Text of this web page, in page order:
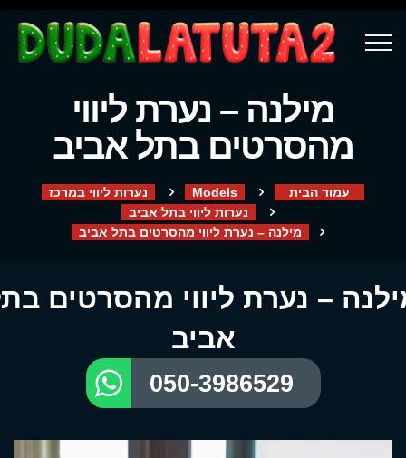
מילנה – נערת ליווי
מהסרטים בתל אביב
עמוד הבית Models
נערות ליווי במרכז
נערות ליווי בתל אביב
מילנה – נערת ליווי מהסרטים בתל אביב
– נערת ליווי מהסרטים
אביב
050-3986529